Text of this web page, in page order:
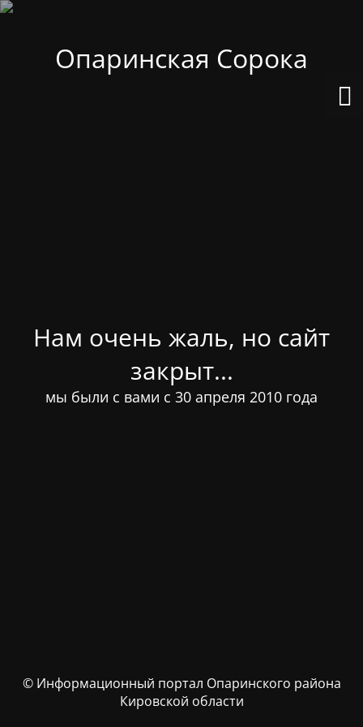
Опаринская Сорока
Нам очень жаль, но сайт
закрыт...
мы были с вами с 30 апреля 2010 года
© Информационный портал Опаринского района
Кировской области